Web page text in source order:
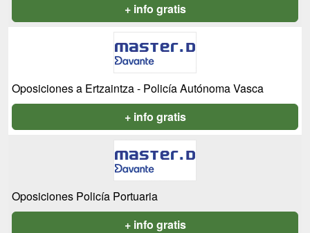
+ info gratis
Oposiciones a Ertzaintza - Policía Autónoma Vasca
+ info gratis
Oposiciones Policía Portuaria
+ info gratis